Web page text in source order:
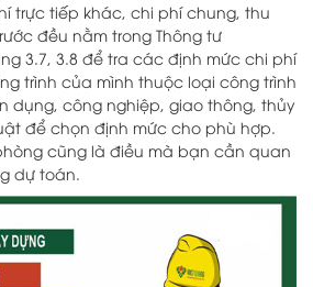
trực tiếp khác, chi phí chung, thu
đều nằm trong Thông tư
3.7, 3.8 để tra các định mức chi phí
trình của mình thuộc loại công trình
dụng, công nghiệp, giao thông, thủy
để chọn định mức cho phù hợp.
cũng là điều mà bạn cần quan
dự toán.